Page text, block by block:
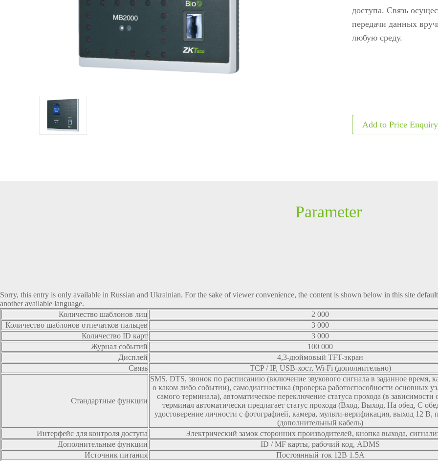
Network Camera
HD Analog Camera
POS peripherals
Антикражное
оборудование
Anti-theft Mortise
Embedded Module
Fingerprint Scanners
Metal
доступа. Связь
передачи данных
любую среду.
Parameter
Sorry, this entry is only available in Russian and Ukrainian. For the sake of viewer convenience, the content is shown below in this site
another available language.
Количество шаблонов лиц
2 000
Количество шаблонов отпечатков пальцев
3 000
Количество ID карт
3 000
Журнал событий
100 000
Дисплей
4,3-дюймовый TFT-экран
Связь
TCP / IP, USB-хост, Wi-Fi (дополнительно)
Стандартные функции
SMS, DTS, звонок по расписанию (включение звукового сигнала в заданное время,
о каком либо событии), самодиагностика (проверка работоспособности основных
самого терминала), автоматическое переключение статуса прохода (в зависимости
терминал автоматически предлагает статус прохода (Вход, Выход, На обед, С
удостоверение личности с фотографией, камера, мульти-верификация, выход 12 В,
(дополнительный кабель)
Интерфейс для контроля доступа
Электрический замок сторонних производителей, кнопка выхода,
Дополнительные функции
ID / MF карты, рабочий код, ADMS
Источник питания
Постоянный ток 12В 1.5A